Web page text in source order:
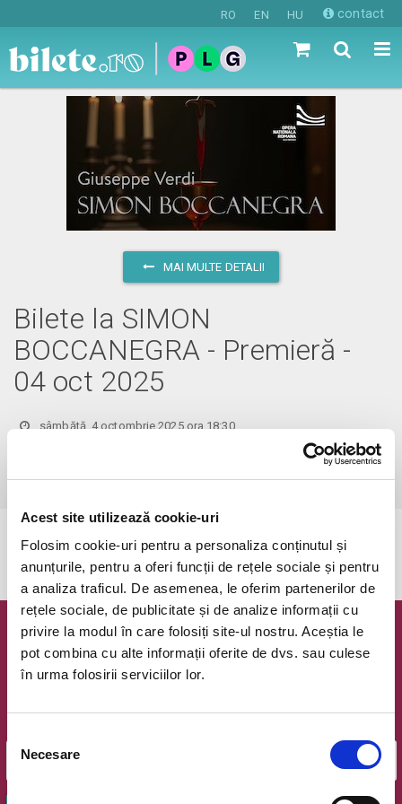
Acest site utilizează cookie-uri
Folosim cookie-uri pentru a personaliza conținutul și
anunțurile, pentru a oferi funcții de rețele sociale și pentru
a analiza traficul. De asemenea, le oferim partenerilor de
rețele sociale, de publicitate și de analize informații cu
privire la modul în care folosiți site-ul nostru. Aceștia le
pot combina cu alte informații oferite de dvs. sau culese
în urma folosirii serviciilor lor.
consimțământului
Necesare
RO EN HU contact
MAI MULTE DETALII
Bilete la SIMON
BOCCANEGRA - Premieră -
04 oct 2025
sâmbătă, 4 octombrie 2025 ora 18:30
vezi pe harta
Vârstă recomandată: 7+
Evenimentul a expirat.
Newsletter @ Bilete.ro
Oferte exclusive si o editie saptamanala cu cele mai noi